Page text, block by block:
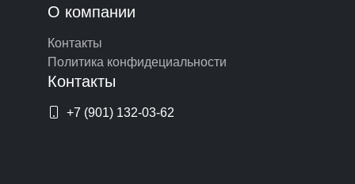
О компании
Контакты
Политика конфидециальности
Контакты
+7 (901) 132-03-62